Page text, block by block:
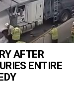
AFTER
ENTIRE